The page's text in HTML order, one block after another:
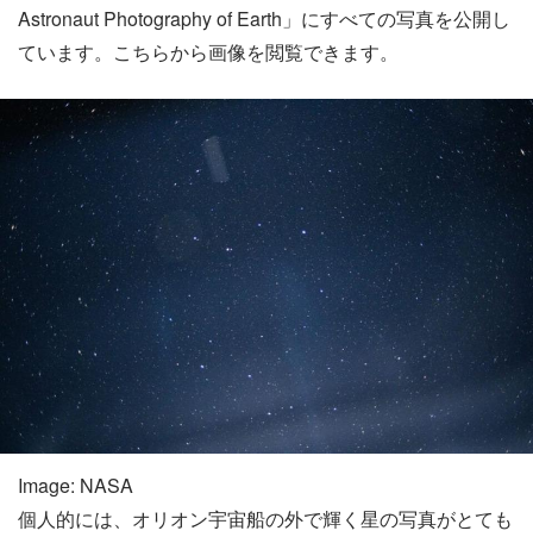
Astronaut Photography of Earth」にすべての写真を公開し
ています。こちらから画像を閲覧できます。
Image: NASA
個人的には、オリオン宇宙船の外で輝く星の写真がとても